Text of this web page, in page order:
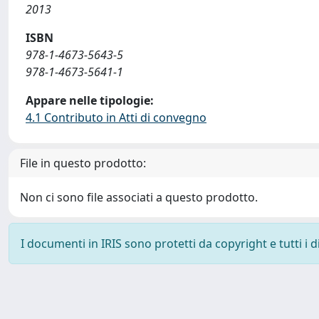
2013
ISBN
978-1-4673-5643-5
978-1-4673-5641-1
Appare nelle tipologie:
4.1 Contributo in Atti di convegno
File in questo prodotto:
Non ci sono file associati a questo prodotto.
I documenti in IRIS sono protetti da copyright e tutti i